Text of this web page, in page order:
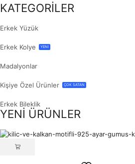
KATEGORİLER
Erkek Yüzük
Erkek Kolye YENİ
Madalyonlar
Kişiye Özel Ürünler ÇOK SATAN
Erkek Bileklik
YENİ ÜRÜNLER